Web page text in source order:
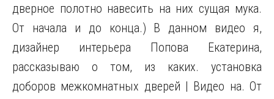
дверное полотно навесить на них сущая мука.
От начала и до конца.) В данном видео я,
дизайнер интерьера Попова Екатерина,
рассказываю о том, из каких. установка
доборов межкомнатных дверей | Видео на. От